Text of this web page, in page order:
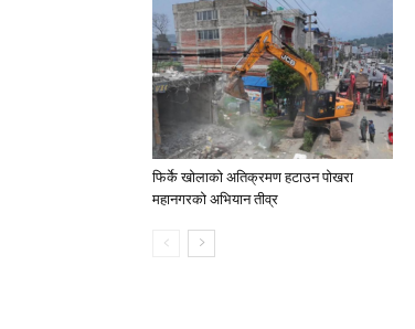
फिर्के खोलाको अतिक्रमण हटाउन पोखरा
महानगरको अभियान तीव्र